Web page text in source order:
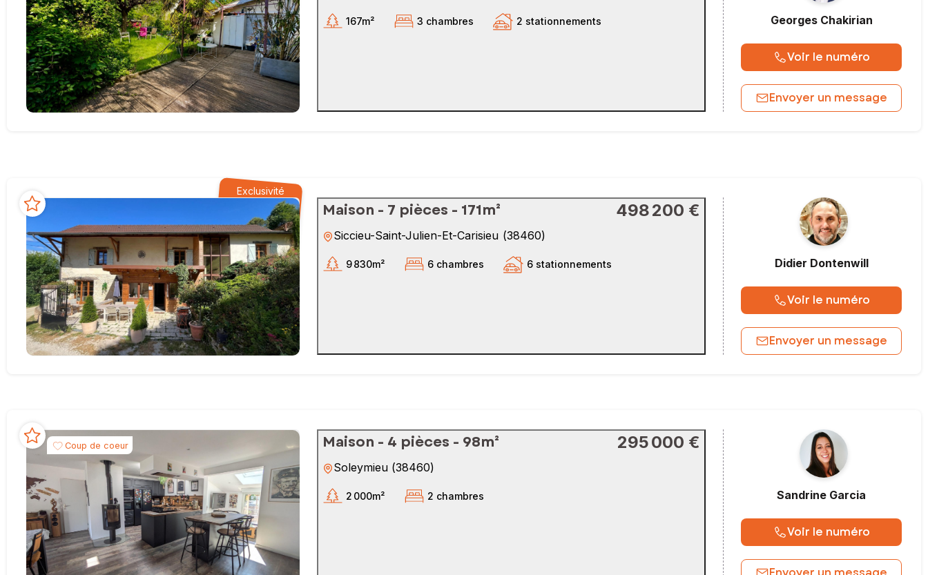
167m² 3 chambres 2 stationnements Georges Chakirian
Voir le numéro
Envoyer un message
Exclusivité
Maison - 7 pièces - 171m² 498 200 €
Siccieu-Saint-Julien-Et-Carisieu (38460)
9 830m² 6 chambres 6 stationnements Didier Dontenwill
Voir le numéro
Envoyer un message
Coup de coeur Maison - 4 pièces - 98m² 295 000 €
Soleymieu (38460)
2 000m² 2 chambres Sandrine Garcia
Voir le numéro